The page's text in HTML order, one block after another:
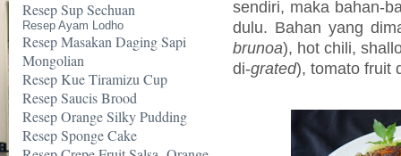
Resep Sup Sechuan
Resep Ayam Lodho
Resep Masakan Daging Sapi
Mongolian
Resep Kue Tiramizu Cup
Resep Saucis Brood
Resep Orange Silky Pudding
Resep Sponge Cake
sendiri, maka bahan-
dulu. Bahan yang
brunoa), hot chili,
di-grated), tomato fruit